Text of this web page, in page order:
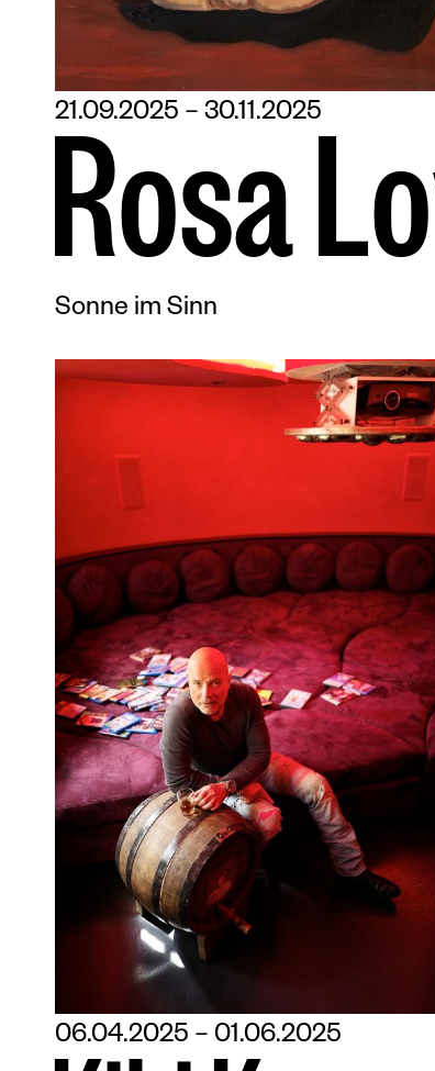
21.09.2025 – 30.11.2025
RosaLo
Sonne im Sinn
06.04.2025 – 01.06.2025